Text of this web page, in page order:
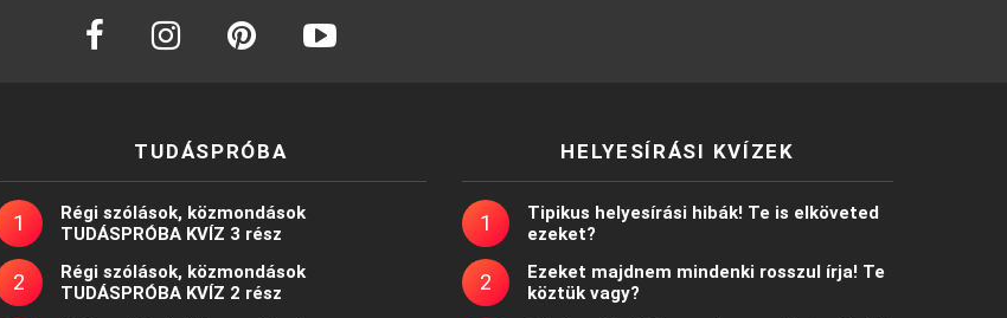
facebook instagram
TUDÁSPRÓBA
Régi szólások, közmondások
TUDÁSPRÓBA KVÍZ 3 rész
Régi szólások, közmondások
TUDÁSPRÓBA KVÍZ 2 rész
HELYESÍRÁSI KVÍZEK
Tipikus helyesírási hibák! Te is elköveted
ezeket?
Ezeket majdnem mindenki rosszul írja! Te
köztük vagy?